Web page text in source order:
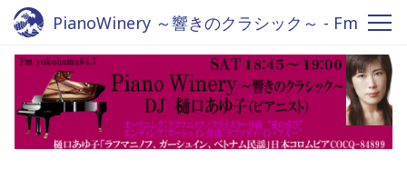
PianoWinery ～響きのクラシック～ - Fm
yokohama 84.7